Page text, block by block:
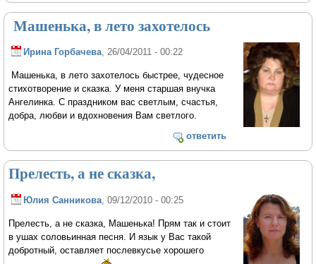
Машенька, в лето захотелось
Ирина Горбачева, 26/04/2011 - 00:22
Машенька, в лето захотелось быстрее, чудесное
стихотворение и сказка. У меня старшая внучка
Ангелинка. С праздником вас светлым, счастья,
добра, любви и вдохновения Вам светлого.
ответить
Прелесть, а не сказка,
Юлия Санникова, 09/12/2010 - 00:25
Прелесть, а не сказка, Машенька! Прям так и стоит
в ушах соловьинная песня. И язык у Вас такой
добротный, оставляет послевкусье хорошего